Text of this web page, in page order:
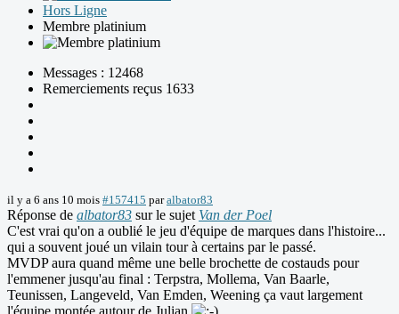
Hors Ligne
Membre platinium
Messages : 12468
Remerciements reçus 1633
il y a 6 ans 10 mois #157415 paralbator83
Réponse de albator83 sur le sujet Van der Poel
C'est vrai qu'on a oublié le jeu d'équipe de marques dans l'histoire...
qui a souvent joué un vilain tour à certains par le passé.
MVDP aura quand même une belle brochette de costauds pour
l'emmener jusqu'au final : Terpstra, Mollema, Van Baarle,
Teunissen, Langeveld, Van Emden, Weening ça vaut largement
l'équipe montée autour de Julian